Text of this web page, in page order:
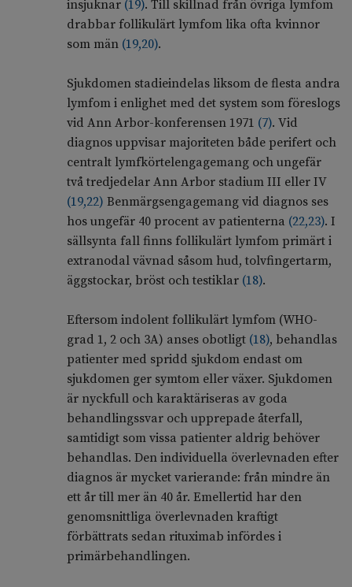
insjuknar (19). Till skillnad från övriga lymfom
drabbar follikulärt lymfom lika ofta kvinnor
som män (19,20).
Sjukdomen stadieindelas liksom de flesta andra
lymfom i enlighet med det system som föreslogs
vid Ann Arbor-konferensen 1971 (7). Vid
diagnos uppvisar majoriteten både perifert och
centralt lymfkörtelengagemang och ungefär
två tredjedelar Ann Arbor stadium III eller IV
(19,22) Benmärgsengagemang vid diagnos ses
hos ungefär 40 procent av patienterna (22,23). I
sällsynta fall finns follikulärt lymfom primärt i
extranodal vävnad såsom hud, tolvfingertarm,
äggstockar, bröst och testiklar (18).
Eftersom indolent follikulärt lymfom (WHO-
grad 1, 2 och 3A) anses obotligt (18), behandlas
patienter med spridd sjukdom endast om
sjukdomen ger symtom eller växer. Sjukdomen
är nyckfull och karaktäriseras av goda
behandlingssvar och upprepade återfall,
samtidigt som vissa patienter aldrig behöver
behandlas. Den individuella överlevnaden efter
diagnos är mycket varierande: från mindre än
ett år till mer än 40 år. Emellertid har den
genomsnittliga överlevnaden kraftigt
förbättrats sedan rituximab infördes i
primärbehandlingen.